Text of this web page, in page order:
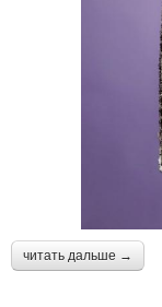
читать дальше →